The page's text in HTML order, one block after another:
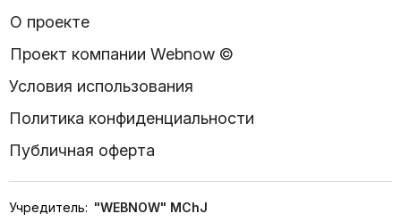
О проекте
Проект компании Webnow ©
Условия использования
Политика конфиденциальности
Публичная оферта
Учредитель: "WEBNOW" MChJ